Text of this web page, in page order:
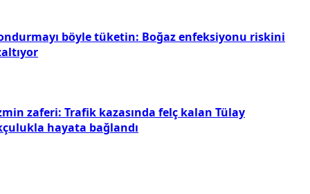
böyle tüketin: Boğaz enfeksiyonu riskini
zaferi: Trafik kazasında felç kalan Tülay
hayata bağlandı